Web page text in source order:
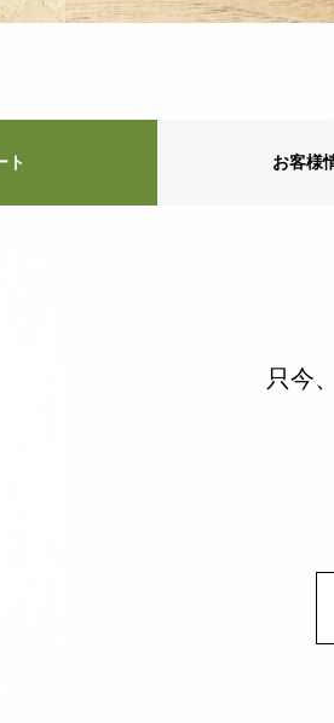
ト お客様
只今